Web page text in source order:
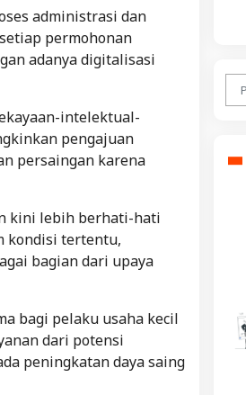
administrasi dan
permohonan
adanya digitalisasi
intelektual-
pengajuan
persaingan karena
kini lebih berhati-hati
kondisi tertentu,
bagian dari upaya
bagi pelaku usaha kecil
dari potensi
peningkatan daya saing